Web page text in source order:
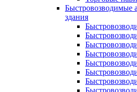
Быстровозводимые
здания